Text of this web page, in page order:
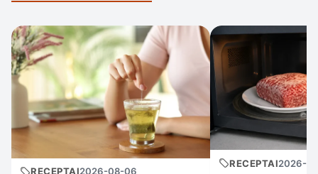
RECEPTAI2026-08-06
RECEPTAI2026-